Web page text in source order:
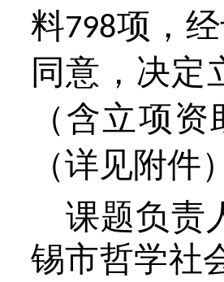
料798项，
同意，决定
（含立项资
（详见附件
课题负责
锡市哲学社